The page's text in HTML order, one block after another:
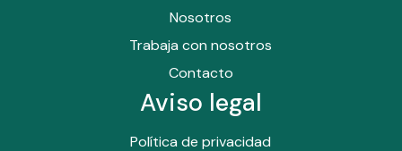
Nosotros
Trabaja con nosotros
Contacto
Aviso legal
Política de privacidad